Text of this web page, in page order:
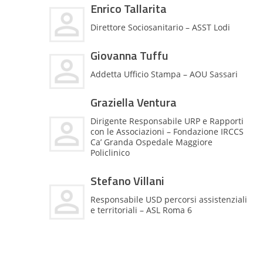
Enrico Tallarita
Direttore Sociosanitario – ASST Lodi
Giovanna Tuffu
Addetta Ufficio Stampa – AOU Sassari
Graziella Ventura
Dirigente Responsabile URP e Rapporti
con le Associazioni – Fondazione IRCCS
Ca’ Granda Ospedale Maggiore
Policlinico
Stefano Villani
Responsabile USD percorsi assistenziali
e territoriali – ASL Roma 6